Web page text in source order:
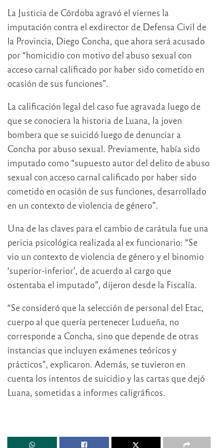
La Justicia de Córdoba agravó el viernes la
imputación contra el exdirector de Defensa Civil de
la Provincia, Diego Concha, que ahora será acusado
por “homicidio con motivo del abuso sexual con
acceso carnal calificado por haber sido cometido en
ocasión de sus funciones”.
La calificación legal del caso fue agravada luego de
que se conociera la historia de Luana, la joven
bombera que se suicidó luego de denunciar a
Concha por abuso sexual. Previamente, había sido
imputado como “supuesto autor del delito de abuso
sexual con acceso carnal calificado por haber sido
cometido en ocasión de sus funciones, desarrollado
en un contexto de violencia de género”.
Una de las claves para el cambio de carátula fue una
pericia psicológica realizada al ex funcionario: “Se
vio un contexto de violencia de género y el binomio
‘superior-inferior’, de acuerdo al cargo que
ostentaba el imputado”, dijeron desde la Fiscalía.
“Se consideró que la selección de personal del Etac,
cuerpo al que quería pertenecer Ludueña, no
corresponde a Concha, sino que depende de otras
instancias que incluyen exámenes teóricos y
prácticos”, explicaron. Además, se tuvieron en
cuenta los intentos de suicidio y las cartas que dejó
Luana, sometidas a informes caligráficos.